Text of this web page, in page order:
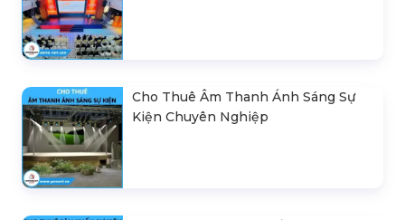
Cho Thuê Âm Thanh Ánh Sáng Sự
Kiện Chuyên Nghiệp